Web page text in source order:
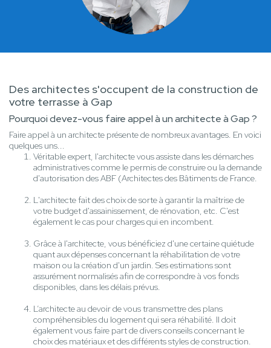
Des architectes s'occupent de la construction de
votre terrasse à Gap
Pourquoi devez-vous faire appel à un architecte à Gap ?
Faire appel à un architecte présente de nombreux avantages. En voici
quelques uns...
Véritable expert, l'architecte vous assiste dans les démarches
administratives comme le permis de construire ou la demande
d'autorisation des ABF (Architectes des Bâtiments de France.
L'architecte fait des choix de sorte à garantir la maîtrise de
votre budget d'assainissement, de rénovation, etc. C'est
également le cas pour charges qui en incombent.
Grâce à l'architecte, vous bénéficiez d'une certaine quiétude
quant aux dépenses concernant la réhabilitation de votre
maison ou la création d'un jardin. Ses estimations sont
assurément normalisés afin de correspondre à vos fonds
disponibles, dans les délais prévus.
L’architecte au devoir de vous transmettre des plans
compréhensibles du logement qui sera réhabilité. Il doit
également vous faire part de divers conseils concernant le
choix des matériaux et des différents styles de construction.